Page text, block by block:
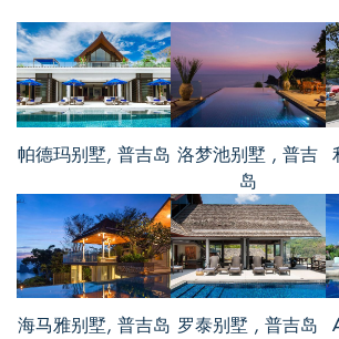
初入别墅，服务团队就很热
们。别墅是传统的泰式建筑
部的装修又很现代化，设施
蛮新的。这边有专门学习高
方，距离别墅不远，我们一
程，听说打高尔夫对身体好
们几个打算回国也经常去打
景很美，听说很多人会专门
就为了拍照呢。整体入住
more
+
帕德玛别墅, 普吉岛 洛梦池别墅 , 普吉
岛
海马雅别墅, 普吉岛 罗泰别墅 , 普吉岛